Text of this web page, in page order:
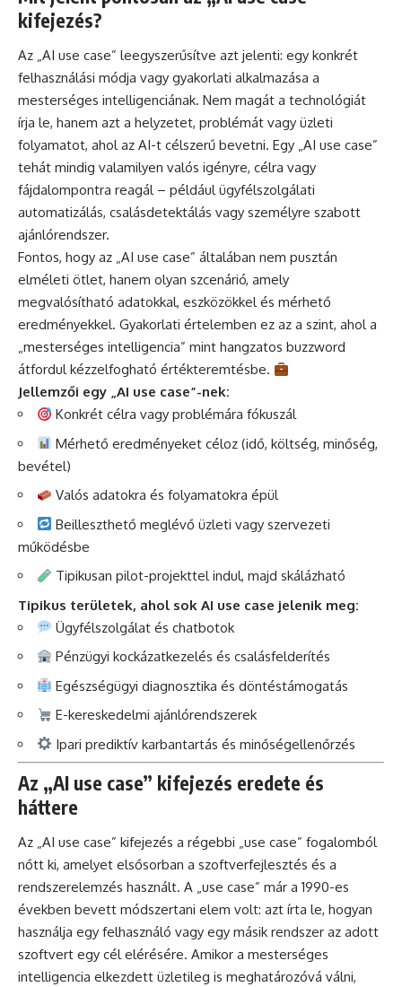
kifejezés?
Az „AI use case” leegyszerűsítve azt jelenti: egy konkrét
felhasználási módja vagy gyakorlati alkalmazása a
mesterséges intelligenciának. Nem magát a technológiát
írja le, hanem azt a helyzetet, problémát vagy üzleti
folyamatot, ahol az AI-t célszerű bevetni. Egy „AI use case”
tehát mindig valamilyen valós igényre, célra vagy
fájdalompontra reagál – például ügyfélszolgálati
automatizálás, csalásdetektálás vagy személyre szabott
ajánlórendszer.
Fontos, hogy az „AI use case” általában nem pusztán
elméleti ötlet, hanem olyan szcenárió, amely
megvalósítható adatokkal, eszközökkel és mérhető
eredményekkel. Gyakorlati értelemben ez az a szint, ahol a
„mesterséges intelligencia” mint hangzatos buzzword
átfordul kézzelfogható értékteremtésbe.
Jellemzői egy „AI use case”-nek:
Konkrét célra vagy problémára fókuszál
Mérhető eredményeket céloz (idő, költség, minőség,
bevétel)
Valós adatokra és folyamatokra épül
Beilleszthető meglévő üzleti vagy szervezeti
működésbe
Tipikusan pilot-projekttel indul, majd skálázható
Tipikus területek, ahol sok AI use case jelenik meg:
Ügyfélszolgálat és chatbotok
Pénzügyi kockázatkezelés és csalásfelderítés
Egészségügyi diagnosztika és döntéstámogatás
E-kereskedelmi ajánlórendszerek
Ipari prediktív karbantartás és minőségellenőrzés
Az „AI use case” kifejezés eredete és
háttere
Az „AI use case” kifejezés a régebbi „use case” fogalomból
nőtt ki, amelyet elsősorban a szoftverfejlesztés és a
rendszerelemzés használt. A „use case” már a 1990-es
években bevett módszertani elem volt: azt írta le, hogyan
használja egy felhasználó vagy egy másik rendszer az adott
szoftvert egy cél elérésére. Amikor a mesterséges
intelligencia elkezdett üzletileg is meghatározóvá válni,